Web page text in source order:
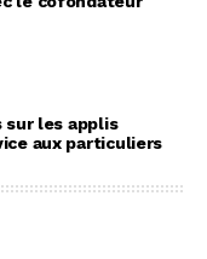
sur les applis
aux particuliers